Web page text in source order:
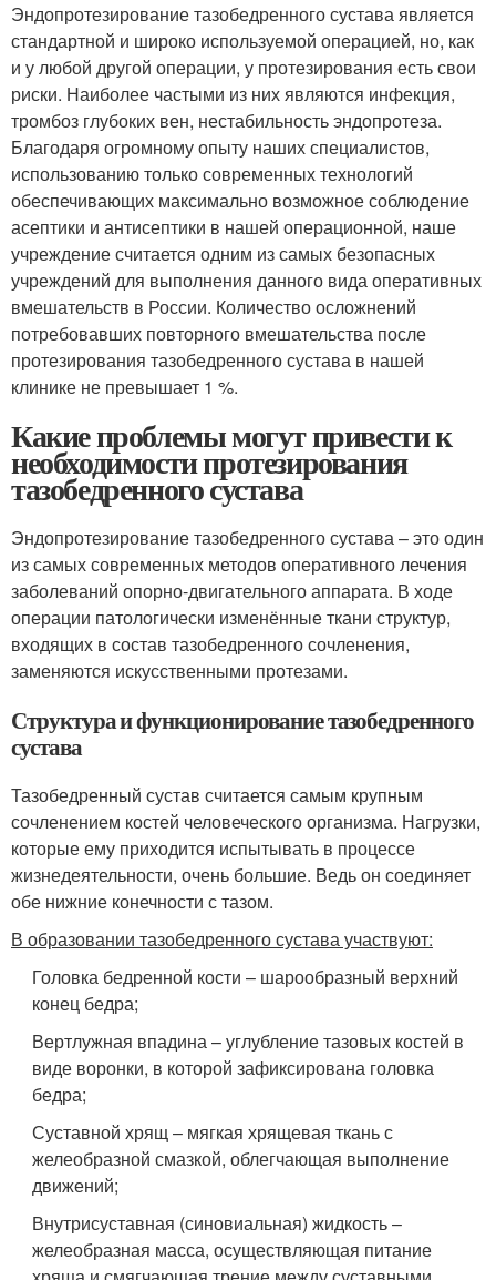
Эндопротезирование тазобедренного сустава является
стандартной и широко используемой операцией, но, как
и у любой другой операции, у протезирования есть свои
риски. Наиболее частыми из них являются инфекция,
тромбоз глубоких вен, нестабильность эндопротеза.
Благодаря огромному опыту наших специалистов,
использованию только современных технологий
обеспечивающих максимально возможное соблюдение
асептики и антисептики в нашей операционной, наше
учреждение считается одним из самых безопасных
учреждений для выполнения данного вида оперативных
вмешательств в России. Количество осложнений
потребовавших повторного вмешательства после
протезирования тазобедренного сустава в нашей
клинике не превышает 1 %.
Какие проблемы могут привести к
необходимости протезирования
тазобедренного сустава
Эндопротезирование тазобедренного сустава – это один
из самых современных методов оперативного лечения
заболеваний опорно-двигательного аппарата. В ходе
операции патологически изменённые ткани структур,
входящих в состав тазобедренного сочленения,
заменяются искусственными протезами.
Структура и функционирование тазобедренного
сустава
Тазобедренный сустав считается самым крупным
сочленением костей человеческого организма. Нагрузки,
которые ему приходится испытывать в процессе
жизнедеятельности, очень большие. Ведь он соединяет
обе нижние конечности с тазом.
В образовании тазобедренного сустава участвуют:
Головка бедренной кости – шарообразный верхний
конец бедра;
Вертлужная впадина – углубление тазовых костей в
виде воронки, в которой зафиксирована головка
бедра;
Суставной хрящ – мягкая хрящевая ткань с
желеобразной смазкой, облегчающая выполнение
движений;
Внутрисуставная (синовиальная) жидкость –
желеобразная масса, осуществляющая питание